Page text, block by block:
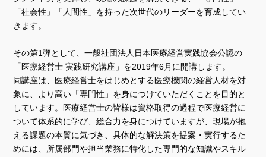
「社会性」「人間性」を持った次世代のリーダーを育成してい
きます。
その第1弾として、一般社団法人日本医療経営実践協会公認の
「医療経営士 実践研究講座」を2019年6月に開講します。
同講座は、医療経営士をはじめとする医療機関の経営人材を対
象に、より高い「専門性」を身につけていただくことを目的と
しています。医療経営士の皆様は資格取得の過程で医療経営に
ついて体系的に学び、総合力を身につけていますが、現場が抱
える課題の本質に気づき、具体的な解決策を提案・実行するた
めには、所属部門や担当業務に特化した専門的な知識やスキル